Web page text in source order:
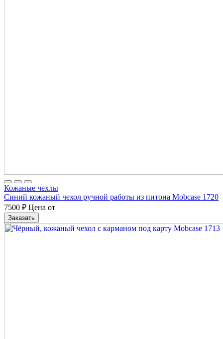
Кожаные чехлы
Синий кожаный чехол ручной работы из питона Mobcase 1720
7500 ₽ Цена от
Заказать